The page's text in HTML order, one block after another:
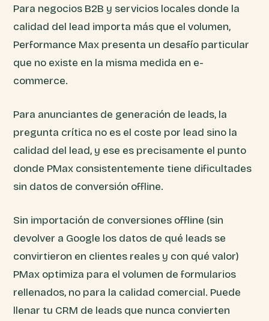
Para negocios B2B y servicios locales donde la
calidad del lead importa más que el volumen,
Performance Max presenta un desafío particular
que no existe en la misma medida en e-
commerce.
Para anunciantes de generación de leads, la
pregunta crítica no es el coste por lead sino la
calidad del lead, y ese es precisamente el punto
donde PMax consistentemente tiene dificultades
sin datos de conversión offline.
Sin importación de conversiones offline (sin
devolver a Google los datos de qué leads se
convirtieron en clientes reales y con qué valor)
PMax optimiza para el volumen de formularios
rellenados, no para la calidad comercial. Puede
llenar tu CRM de leads que nunca convierten